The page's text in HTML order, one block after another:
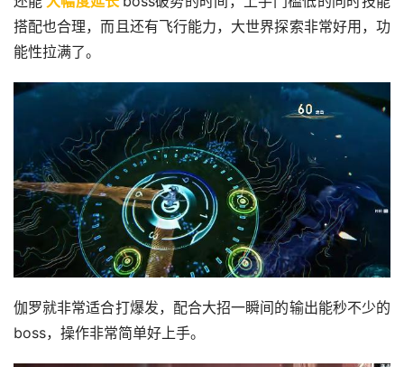
搭配也合理，而且还有飞行能力，大世界探索非常好用，功
能性拉满了。
伽罗就非常适合打爆发，配合大招一瞬间的输出能秒不少的
boss，操作非常简单好上手。